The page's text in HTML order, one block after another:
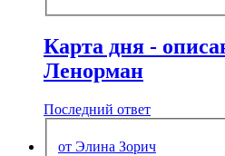
Карта дня -
Ленорман
Последний ответ
от Элина Зорич